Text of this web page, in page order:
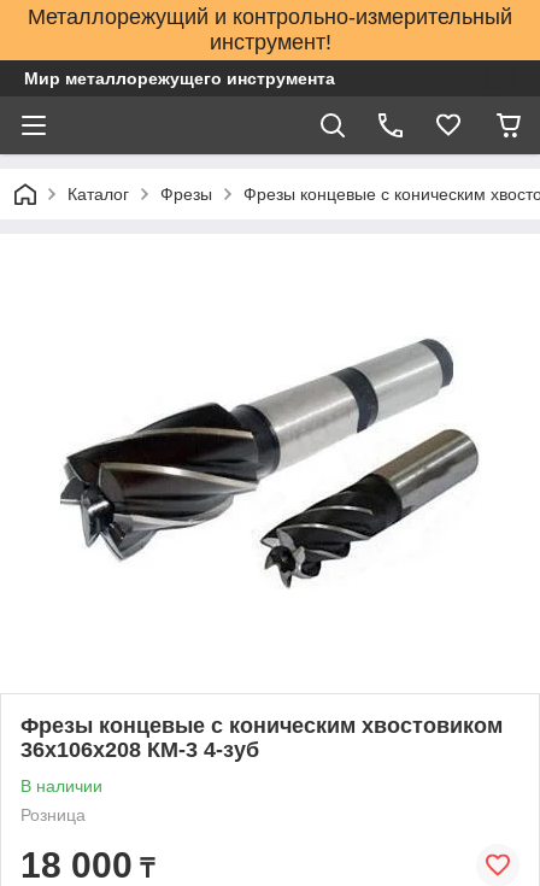
Металлорежущий и контрольно-измерительный
инструмент!
Мир металлорежущего инструмента
Каталог Фрезы Фрезы концевые с коническим
Фрезы концевые с коническим хвостовиком
36х106х208 КМ-3 4-зуб
В наличии
Розница
18 000 ₸